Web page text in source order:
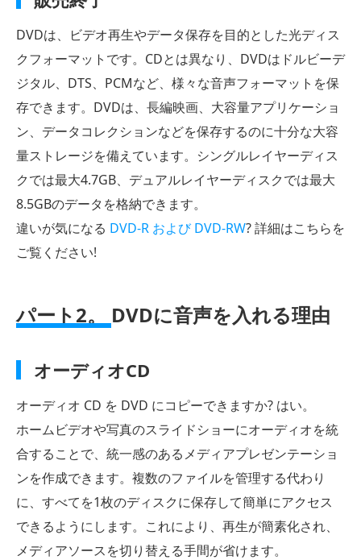
DVDは、ビデオ再生やデータ保存を目的とした光ディス
クフォーマットです。CDとは異なり、DVDはドルビーデ
ジタル、DTS、PCMなど、様々な音声フォーマットを保
存できます。DVDは、長編映画、大容量アプリケーショ
ン、データコレクションなどを保存するのに十分な大容
量ストレージを備えています。シングルレイヤーディス
クでは最大4.7GB、デュアルレイヤーディスクでは最大
8.5GBのデータを格納できます。
違いが気になる DVD-R および DVD-RW? 詳細はこちらを
ご覧ください!
パート2。 DVDに音声を入れる理由
オーディオCD
オーディオ CD を DVD にコピーできますか? はい。
ホームビデオや写真のスライドショーにオーディオを統
合することで、統一感のあるメディアプレゼンテーショ
ンを作成できます。複数のファイルを管理する代わり
に、すべてを1枚のディスクに保存して簡単にアクセス
できるようにします。これにより、再生が簡素化され、
メディアソースを切り替える手間が省けます。